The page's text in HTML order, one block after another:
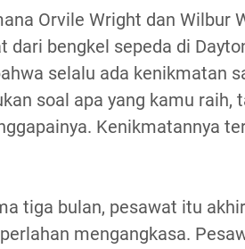
Orvile Wright dan Wilbur
bengkel sepeda di
selalu ada kenikmatan
soal apa yang kamu raih,
Kenikmatannya
tiga bulan, pesawat itu
mengangkasa.